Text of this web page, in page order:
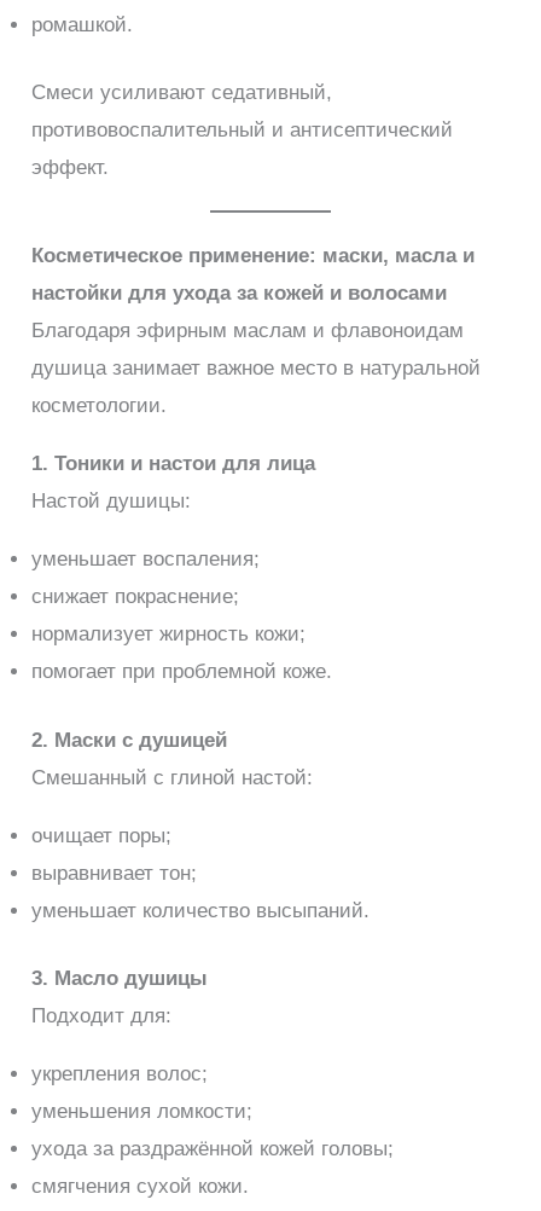
ромашкой.
Смеси усиливают седативный,
противовоспалительный и антисептический
эффект.
Косметическое применение: маски, масла и
настойки для ухода за кожей и волосами
Благодаря эфирным маслам и флавоноидам
душица занимает важное место в натуральной
косметологии.
1. Тоники и настои для лица
Настой душицы:
уменьшает воспаления;
снижает покраснение;
нормализует жирность кожи;
помогает при проблемной коже.
2. Маски с душицей
Смешанный с глиной настой:
очищает поры;
выравнивает тон;
уменьшает количество высыпаний.
3. Масло душицы
Подходит для:
укрепления волос;
уменьшения ломкости;
ухода за раздражённой кожей головы;
смягчения сухой кожи.